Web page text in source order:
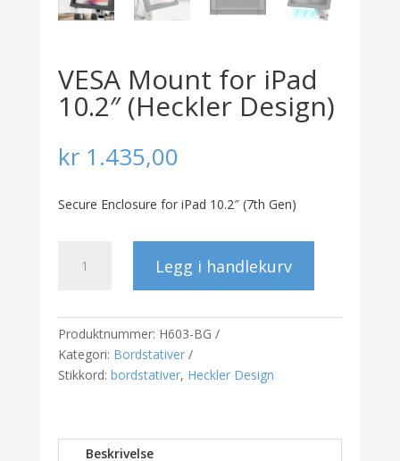
VESA Mount for iPad
10.2″ (Heckler Design)
kr1.435,00
Secure Enclosure for iPad 10.2″ (7th Gen)
Mount
10.2"
(Heckler
Design)
Legg i handlekurv
Produktnummer: H603-BG
Kategori: Bordstativer
Stikkord: bordstativer, Heckler Design
Beskrivelse